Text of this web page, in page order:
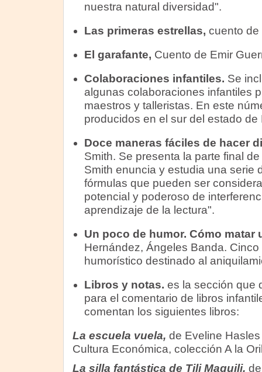
nuestra natural diversidad".
Las primeras estrellas, cuento de
El garafante, Cuento de Emir
Colaboraciones infantiles. Se
algunas colaboraciones infantiles
maestros y talleristas. En este
producidos en el sur del estado de
Doce maneras fáciles de hacer
Smith. Se presenta la parte final
Smith enuncia y estudia una serie
fórmulas que pueden ser
potencial y poderoso de
aprendizaje de la lectura".
Un poco de humor. Cómo matar
Hernández, Ángeles Banda.
humorístico destinado al
Libros y notas. es la sección que
para el comentario de libros
comentan los siguientes libros:
La escuela vuela, de Eveline
Cultura Económica, colección A la
La silla fantástica de Tili Maguili,